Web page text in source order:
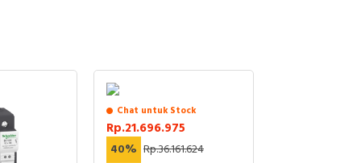
Chat untuk Stock
Rp.21.696.975
40% Rp.36.161.624